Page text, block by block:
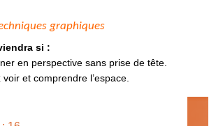
graphiques
si :
en perspective sans prise de tête.
et comprendre l’espace.